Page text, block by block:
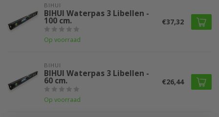
BIHUI
BIHUI Waterpas 3 Libellen -
100 cm.
Op voorraad
€37,32
BIHUI
BIHUI Waterpas 3 Libellen -
60 cm.
Op voorraad
€26,44